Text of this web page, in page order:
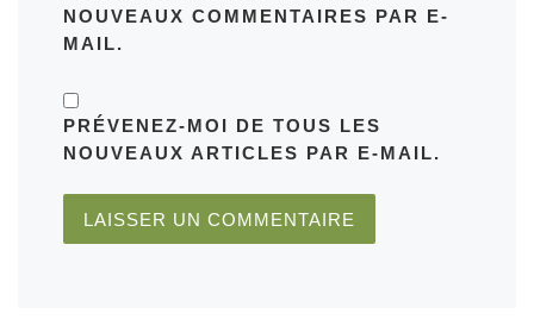
NOUVEAUX COMMENTAIRES PAR E-
MAIL.
PRÉVENEZ-MOI DE TOUS LES
NOUVEAUX ARTICLES PAR E-MAIL.